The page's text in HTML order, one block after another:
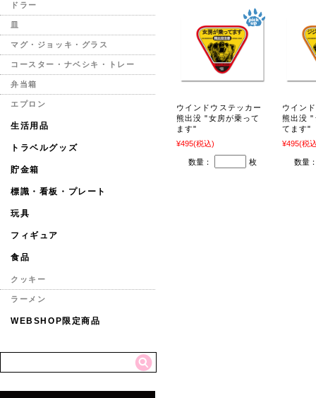
ウインドウステッカー
熊出没 "女房が乗って
ます"
¥495(税込)
数量： 枚
ウイン
熊出没 "
てます"
¥495(税
数量
ドラー
マグ・ジョッキ・グラス
コースター・ナベシキ・トレー
弁当箱
エプロン
生活用品
トラベルグッズ
貯金箱
標識・看板・プレート
玩具
フィギュア
食品
クッキー
ラーメン
WEBSHOP限定商品